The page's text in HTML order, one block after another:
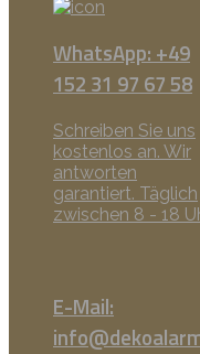
WhatsApp: +49
152 31 97 67 58
Schreiben Sie uns
kostenlos an. Wir
antworten
garantiert. Täglich
zwischen 8 - 18
E-Mail: